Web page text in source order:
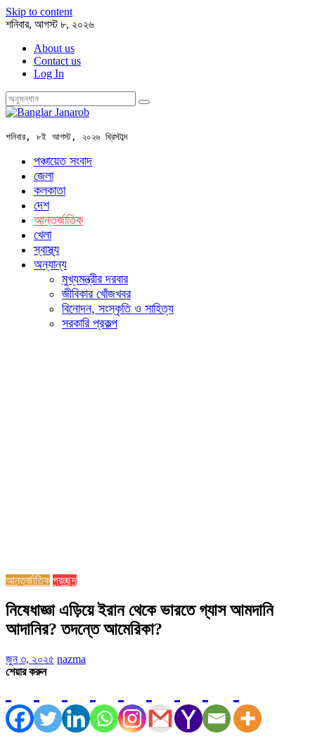
Skip to content
শনিবার, আগস্ট ৮, ২০২৬
About us
Contact us
Log In
শনিবার, ৮ই আগস্ট, ২০২৬ খ্রিস্টাব্দ
পঞ্চায়েত সংবাদ
জেলা
কলকাতা
দেশ
আন্তর্জাতিক
খেলা
স্বাস্থ্য
অন্যান্য
মুখ্যমন্ত্রীর দরবার
জীবিকার খোঁজখবর
বিনোদন, সংস্কৃতি ও সাহিত্য
সরকারি প্রকল্প
আন্তর্জাতিক প্রচ্ছদ
নিষেধাজ্ঞা এড়িয়ে ইরান থেকে ভারতে গ্যাস আমদানি
আদানির? তদন্তে আমেরিকা?
জুন ৩, ২০২৫ nazma
শেয়ার করুন